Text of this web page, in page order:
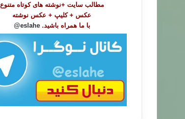
مطالب سایت +نوشته های کوتاه متنوع
عکس + کلیپ + عکس نوشته
با ما همراه باشید. eslahe@